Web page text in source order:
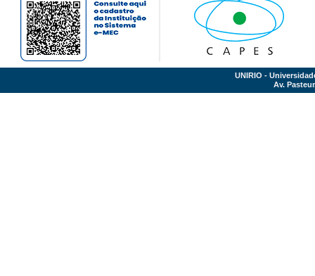
UNIRIO -
Av.